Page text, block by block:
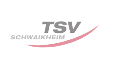
Gesundheitssport
Aktuelles
Reha-Sport
Aktuelles
Sportarten
Fußball
Verein
Aktuelles